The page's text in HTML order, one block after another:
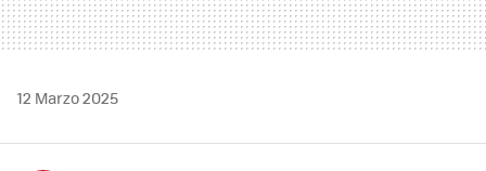
12 Marzo 2025